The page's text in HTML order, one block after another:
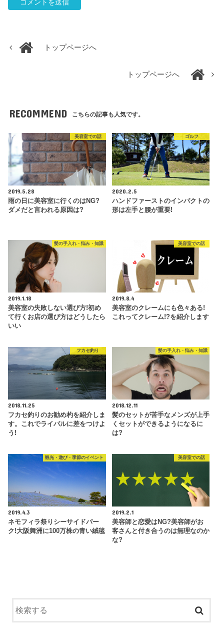
トップページへ
トップページへ
RECOMMEND こちらの記事も人気です。
美容室での話
2019.5.28
雨の日に美容室に行くのはNG?
ダメだと言われる原因は?
ゴルフ
2020.2.5
ハンドファーストのインパクトの
形は左手と腰が重要!
髪の手入れ・悩み・知識
2019.1.18
美容室の失敗しない選び方!初め
て行くお店の選び方はどうしたら
いい
美容室での話
2019.8.4
美容室のクレームにも色々ある!
これってクレーム!?を紹介します
フカセ釣り
2018.11.25
フカセ釣りのお勧め杓を紹介しま
す。これでライバルに差をつけよ
う!
髪の手入れ・悩み・知識
2018.12.11
髪のセットが苦手なメンズが上手
くセットができるようになるに
は?
観光・遊び・季節のイベント
2019.4.3
ネモフィラ祭りシーサイドパー
ク!大阪舞洲に100万株の青い絨毯
美容室での話
2019.2.1
美容師と恋愛はNG?美容師がお
客さんと付き合うのは無理なのか
な?